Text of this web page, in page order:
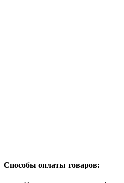
Способы оплаты товаров: